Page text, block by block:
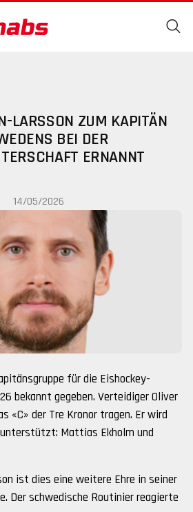
LARSSON ZUM KAPITÄN
BEI DER
ERNANNT
14/05/2026
für die Eishockey-
bekannt gegeben. Verteidiger Oliver
«C» der Tre Kronor tragen. Er wird
Mattias Ekholm und
ist dies eine weitere Ehre in seiner
Der schwedische Routinier reagierte